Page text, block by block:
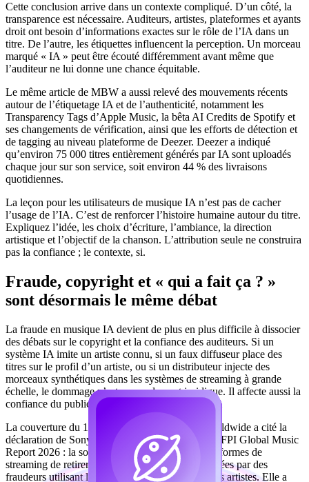
Cette conclusion arrive dans un contexte compliqué. D’un côté, la
transparence est nécessaire. Auditeurs, artistes, plateformes et ayants
droit ont besoin d’informations exactes sur le rôle de l’IA dans un
titre. De l’autre, les étiquettes influencent la perception. Un morceau
marqué « IA » peut être écouté différemment avant même que
l’auditeur ne lui donne une chance équitable.
Le même article de MBW a aussi relevé des mouvements récents
autour de l’étiquetage IA et de l’authenticité, notamment les
Transparency Tags d’Apple Music, la bêta AI Credits de Spotify et
ses changements de vérification, ainsi que les efforts de détection et
de tagging au niveau plateforme de Deezer. Deezer a indiqué
qu’environ 75 000 titres entièrement générés par IA sont uploadés
chaque jour sur son service, soit environ 44 % des livraisons
quotidiennes.
La leçon pour les utilisateurs de musique IA n’est pas de cacher
l’usage de l’IA. C’est de renforcer l’histoire humaine autour du titre.
Expliquez l’idée, les choix d’écriture, l’ambiance, la direction
artistique et l’objectif de la chanson. L’attribution seule ne construira
pas la confiance ; le contexte, si.
Fraude, copyright et « qui a fait ça ? »
sont désormais le même débat
La fraude en musique IA devient de plus en plus difficile à dissocier
des débats sur le copyright et la confiance des auditeurs. Si un
système IA imite un artiste connu, si un faux diffuseur place des
titres sur le profil d’un artiste, ou si un distributeur injecte des
morceaux synthétiques dans les systèmes de streaming à grande
échelle, le dommage n’est pas seulement juridique. Il affecte aussi la
confiance du public et les revenus des créateurs.
La couverture du 13 mai par Music Business Worldwide a cité la
déclaration de Sony Music lors du lancement du IFPI Global Music
Report 2026 : la société aurait demandé aux plateformes de
streaming de retirer plus de 135 000 chansons créées par des
fraudeurs utilisant l’IA générative pour usurper ses artistes. Elle a